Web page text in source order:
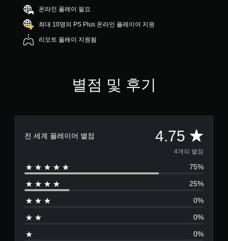
별
온라인 플레이 필요
최대 10명의 PS Plus 온라인 플레이어 지원
리모트 플레이 지원됨
별점 및 후기
전 세계 플레이어 별점 4.75 총
4
별
점
로
4개의 별점
75%
25%
0%
0%
0%